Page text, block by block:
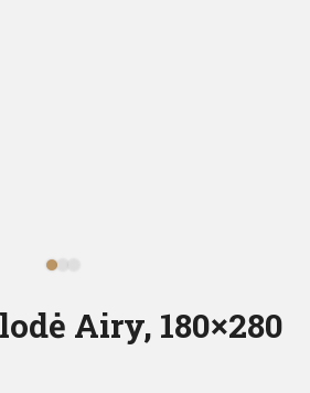
Airy, 180×280